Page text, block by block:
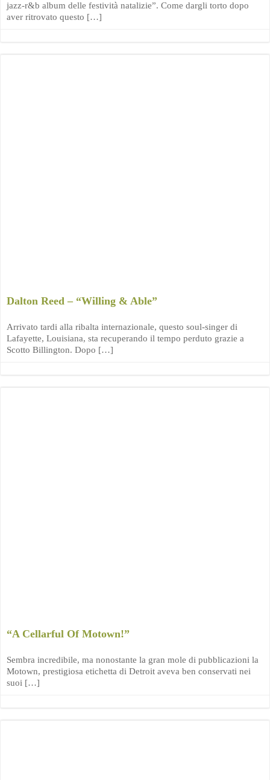
jazz-r&b album delle festività natalizie”. Come dargli torto dopo
aver ritrovato questo […]
Dalton Reed – “Willing & Able”
Arrivato tardi alla ribalta internazionale, questo soul-singer di
Lafayette, Louisiana, sta recuperando il tempo perduto grazie a
Scotto Billington. Dopo […]
“A Cellarful Of Motown!”
Sembra incredibile, ma nonostante la gran mole di pubblicazioni la
Motown, prestigiosa etichetta di Detroit aveva ben conservati nei
suoi […]